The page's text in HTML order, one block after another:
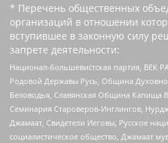
* Перечень общественных
организаций в отношении
вступившее в законную силу
запрете деятельности:
Национал-большевистская партия, ВЕК
Родовой Державы Русь, Община
Беловодья, Славянская Община Капища
Семинария Староверов-Инглингов,
Джамаат, Свидетели Иеговы, Русское
социалистическое общество, Джамаат